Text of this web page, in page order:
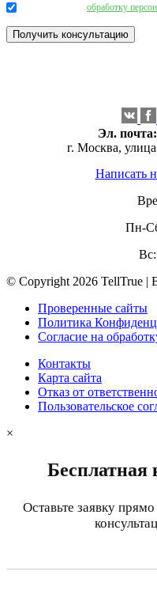
обработку
Эл. почта:
г. Москва,
Написать
Пн-
© Copyright 2026 TellTrue |
Проверенные сайты
Политика
Согласие на
Контакты
Карта сайта
Отказ от
Пользовательское
×
Бесплатная
Оставьте заявку